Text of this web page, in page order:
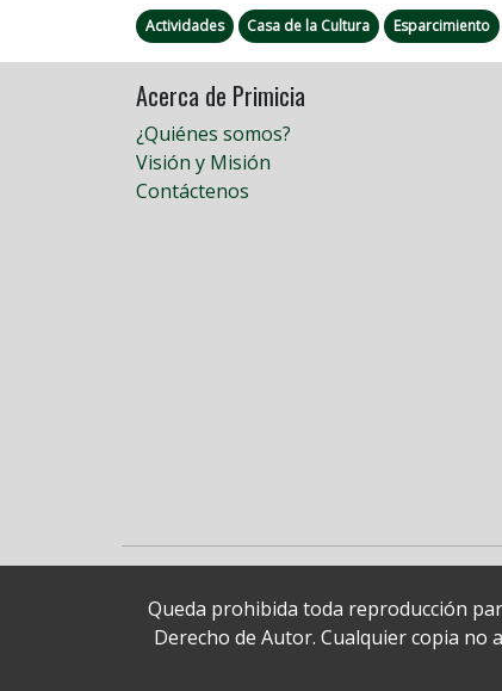
Actividades Casa de la Cultura Esparcimiento
Acerca de Primicia
¿Quiénes somos?
Visión y Misión
Contáctenos
Queda prohibida toda reproducción
Derecho de Autor. Cualquier copia no